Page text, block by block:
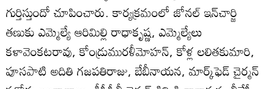
గుర్తిస్తుందో చూపించారు. కార్యక్రమంలో జోనల్‌ ఇన్‌చార్జి
తణుకు ఎమ్మెల్యే ఆరిమిల్లి రాధాకృష్ణ, ఎమ్మెల్యేలు
కళావెంకటరావు, కోండ్రుమురళీమోహన్‌, కోళ్ల లలితకుమారి,
పూసపాటి అదితి గజపతిరాజు, బేబీనాయన, మార్క్‌ఫెడ్‌ చైర్మన్‌